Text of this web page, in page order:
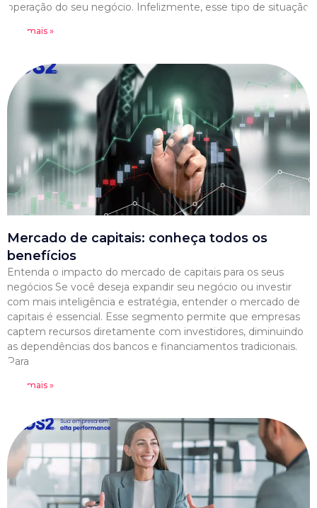
operação do seu negócio. Infelizmente, esse tipo de situação
Leia mais »
Mercado de capitais: conheça todos os
benefícios
Entenda o impacto do mercado de capitais para os seus
negócios Se você deseja expandir seu negócio ou investir
com mais inteligência e estratégia, entender o mercado de
capitais é essencial. Esse segmento permite que empresas
captem recursos diretamente com investidores, diminuindo
as dependências dos bancos e financiamentos tradicionais.
Para
Leia mais »